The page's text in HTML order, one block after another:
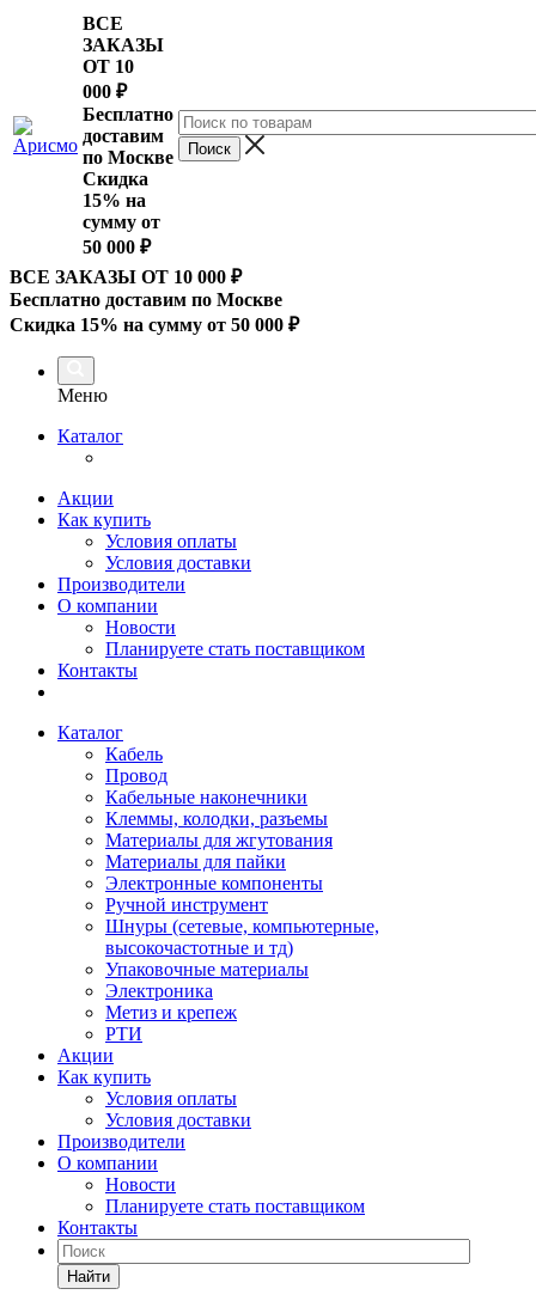
ВСЕ
ЗАКАЗЫ
ОТ 10
000 ₽
Бесплатно
доставим
по Москве
Скидка
15% на
сумму от
50 000 ₽
ВСЕ ЗАКАЗЫ ОТ 10 000 ₽
Бесплатно доставим по Москве
Скидка 15% на сумму от 50 000 ₽
Меню
Каталог
Акции
Как купить
Условия оплаты
Условия доставки
Производители
О компании
Новости
Планируете стать поставщиком
Контакты
Каталог
Кабель
Провод
Кабельные наконечники
Клеммы, колодки, разъемы
Материалы для жгутования
Материалы для пайки
Электронные компоненты
Ручной инструмент
Шнуры (сетевые, компьютерные,
высокочастотные и тд)
Упаковочные материалы
Электроника
Метиз и крепеж
РТИ
Акции
Как купить
Условия оплаты
Условия доставки
Производители
О компании
Новости
Планируете стать поставщиком
Контакты
Найти